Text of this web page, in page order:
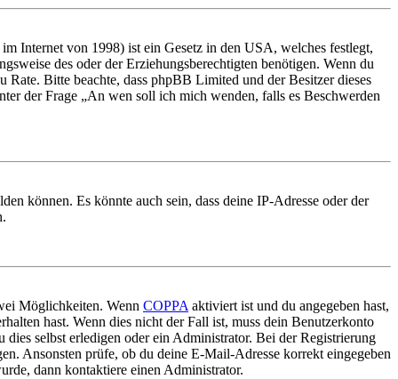
Internet von 1998) ist ein Gesetz in den USA, welches festlegt,
des oder der Erziehungsberechtigten benötigen. Wenn du
Bitte beachte, dass phpBB Limited und der Besitzer dieses
der Frage „An wen soll ich mich wenden, falls es Beschwerden
können. Es könnte auch sein, dass deine IP-Adresse oder der
Möglichkeiten. Wenn COPPA aktiviert ist und du angegeben hast,
hast. Wenn dies nicht der Fall ist, muss dein Benutzerkonto
selbst erledigen oder ein Administrator. Bei der Registrierung
Ansonsten prüfe, ob du deine E-Mail-Adresse korrekt eingegeben
dann kontaktiere einen Administrator.